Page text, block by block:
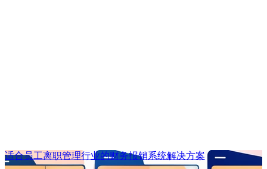
适合员工离职管理行业的财务报销系统解决方案